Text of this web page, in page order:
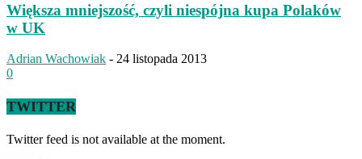
Większa mniejszość, czyli niespójna kupa Polaków
w UK
Adrian Wachowiak - 24 listopada 2013
0
TWITTER
Twitter feed is not available at the moment.